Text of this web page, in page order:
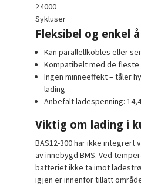
≥4000
Sykluser
Fleksibel og enkel
Kan parallellkobles eller
Kompatibelt med de
Ingen minneeffekt – tåler
lading
Anbefalt ladespenning: 14,4
Viktig om lading i
BAS12-300 harikke integrert
avinnebygd BMS. Ved
batterietikke ta imot
igjen er innenfor tillatt